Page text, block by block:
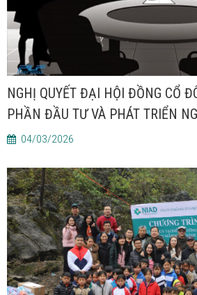
NGHỊ QUYẾT ĐẠI HỘI ĐỒNG CỔ
PHẦN ĐẦU TƯ VÀ PHÁT TRIỂN
04/03/2026